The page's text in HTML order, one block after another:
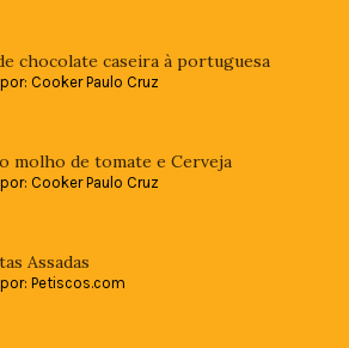
chocolate caseira à portuguesa
Cooker Paulo Cruz
molho de tomate e Cerveja
Cooker Paulo Cruz
Assadas
Petiscos.com